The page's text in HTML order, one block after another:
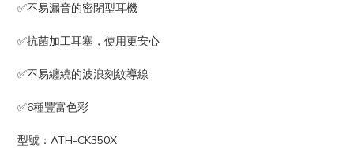
✅不易漏音的密閉型耳機
✅抗菌加工耳塞，使用更安心
✅不易纏繞的波浪刻紋導線
✅6種豐富色彩
型號：ATH-CK350X